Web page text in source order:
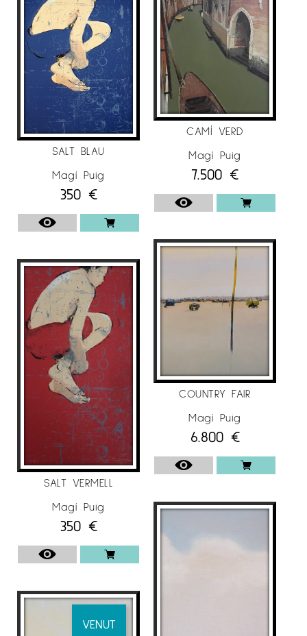
Galerie Ariel Jakob, París
2018
Sala Parés, Barcelona
Galerie de l’Ancien Courrier, Montpelier
Galerie Catherine et Frédéric Portal, Saint Jean
de Luz
Galerie Ariel Sibony, París
Sala Clucart, Tárrega
Sala Parés, Barcelona
2015
Galerie de l’Ancien Courrier, Montpelier
Galerie Catherine et Frédéric Portal, Saint Jean
de Luz
2014
Galerie Ariel Sibony, París
Museo Comarcal del Urgell – Tárrega
Sala Parés, Barcelona
Galerie Ariel Sibony, París
2012
Galerie de l’Ancien Courrier, Montpelier
Bel-Air Fine Art, Ginebra
SALT BLAU
Magí Puig
350 €
SALT VERMELL
Magí Puig
350 €
VENUT
CAMÍ VERD
Magí Puig
7.500 €
COUNTRY FAIR
Magí Puig
6.800 €